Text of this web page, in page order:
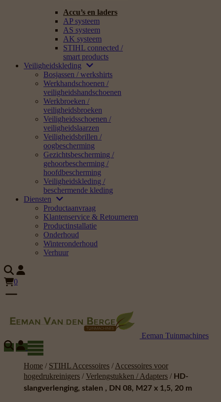
Accu’s en laders
AP systeem
AS systeem
AK systeem
STIHL connected /
smart products
Veiligheidskleding
Bosjassen / werkshirts
Werkhandschoenen /
veiligheidshandschoenen
Werkbroeken /
veiligheidsbroeken
Veiligheidsschoenen /
veiligheidslaarzen
Veiligheidsbrillen /
oogbescherming
Gezichtsbescherming /
gehoorbescherming /
hoofdbescherming
Veiligheidskleding /
beschermende kleding
Diensten
Productaanvraag
Klantenservice & Retourneren
Productinstallatie
Onderhoud
Winteronderhoud
Verhuur
0
Eeman Tuinmachines
Home / STIHL Accessoires / Accessoires voor
hogedrukreinigers / Verlengstukken / Adapters / HD-
slangverlenging, stalen , DN 08, M27 x 1,5, 20 m